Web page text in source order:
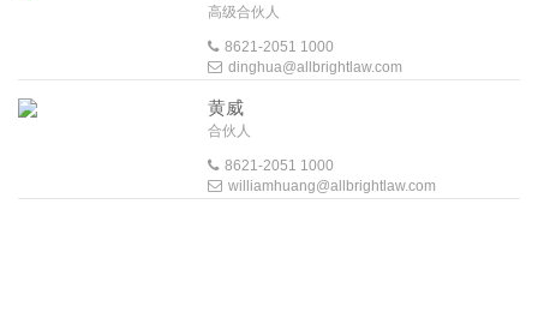
高级合伙人
8621-2051 1000
dinghua@allbrightlaw.com
黄威
合伙人
8621-2051 1000
williamhuang@allbrightlaw.com